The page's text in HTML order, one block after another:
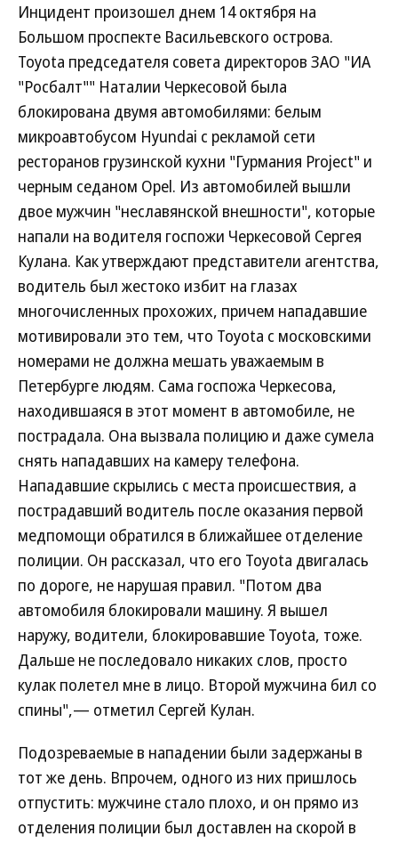
Инцидент произошел днем 14 октября на
Большом проспекте Васильевского острова.
Toyota председателя совета директоров ЗАО "ИА
"Росбалт"" Наталии Черкесовой была
блокирована двумя автомобилями: белым
микроавтобусом Hyundai с рекламой сети
ресторанов грузинской кухни "Гурмания Project" и
черным седаном Opel. Из автомобилей вышли
двое мужчин "неславянской внешности", которые
напали на водителя госпожи Черкесовой Сергея
Кулана. Как утверждают представители агентства,
водитель был жестоко избит на глазах
многочисленных прохожих, причем нападавшие
мотивировали это тем, что Toyota с московскими
номерами не должна мешать уважаемым в
Петербурге людям. Сама госпожа Черкесова,
находившаяся в этот момент в автомобиле, не
пострадала. Она вызвала полицию и даже сумела
снять нападавших на камеру телефона.
Нападавшие скрылись с места происшествия, а
пострадавший водитель после оказания первой
медпомощи обратился в ближайшее отделение
полиции. Он рассказал, что его Toyota двигалась
по дороге, не нарушая правил. "Потом два
автомобиля блокировали машину. Я вышел
наружу, водители, блокировавшие Toyota, тоже.
Дальше не последовало никаких слов, просто
кулак полетел мне в лицо. Второй мужчина бил со
спины",— отметил Сергей Кулан.
Подозреваемые в нападении были задержаны в
тот же день. Впрочем, одного из них пришлось
отпустить: мужчине стало плохо, и он прямо из
отделения полиции был доставлен на скорой в